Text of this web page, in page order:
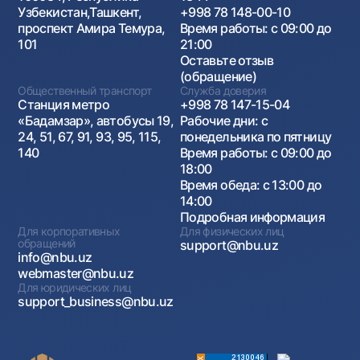
Узбекистан,Ташкент,
проспект Амира Темура,
101
+998 78 148-00-10
Время работы: с 09:00 до
21:00
Оставьте отзыв
(обращение)
Общественный транспорт
Станция метро
«Бадамзар», автобусы 19,
24, 51, 67, 91, 93, 95, 115,
140
Служба доверия
+998 78 147-15-04
Рабочие дни: с
понедельника по пятницу
Время работы: с 09:00 до
18:00
Время обеда: с 13:00 до
14:00
Подробная информация
Для корпоративных
обращений
info@nbu.uz
webmaster@nbu.uz
Для физических лиц
support@nbu.uz
Для юридических лиц
support_business@nbu.uz